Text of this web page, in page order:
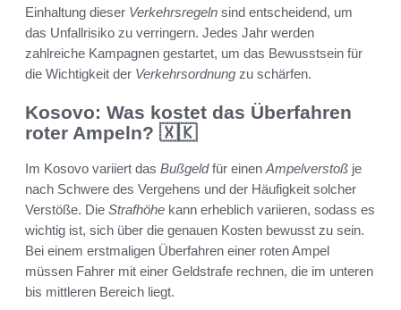
Einhaltung dieser Verkehrsregeln sind entscheidend, um
das Unfallrisiko zu verringern. Jedes Jahr werden
zahlreiche Kampagnen gestartet, um das Bewusstsein für
die Wichtigkeit der Verkehrsordnung zu schärfen.
Kosovo: Was kostet das Überfahren
roter Ampeln? 🇽🇰
Im Kosovo variiert das Bußgeldfür einen Ampelverstoß je
nach Schwere des Vergehens und der Häufigkeit solcher
Verstöße. Die Strafhöhe kann erheblich variieren, sodass es
wichtig ist, sich über die genauen Kosten bewusst zu sein.
Bei einem erstmaligen Überfahren einer roten Ampel
müssen Fahrer mit einer Geldstrafe rechnen, die im unteren
bis mittleren Bereich liegt.